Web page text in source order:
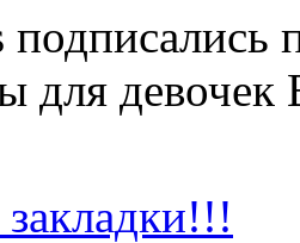
для девочек